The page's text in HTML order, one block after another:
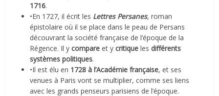
1716.
•En 1727, il écrit les Lettres Persanes, roman
épistolaire où il se place dans le peau de Persans
découvrant la société française de l’époque de la
Régence. Il ycompare et ycritique lesdifférents
systèmes politiques.
•Il est élu en 1728 à l’Académie française, et ses
venues à Paris vont se multiplier, comme ses liens
avec les grands penseurs parisiens de l’époque.